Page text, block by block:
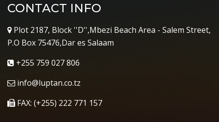
CONTACT INFO
Plot 2187, Block ''D'',Mbezi Beach Area - Salem Street,
P.O Box 75476,Dar es Salaam
+255 759 027 806
info@luptan.co.tz
FAX: (+255) 222 771 157